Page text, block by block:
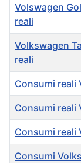
Volswagen
reali
Volkswagen
reali
Consumi reali
Consumi reali
Consumi reali
Consumi